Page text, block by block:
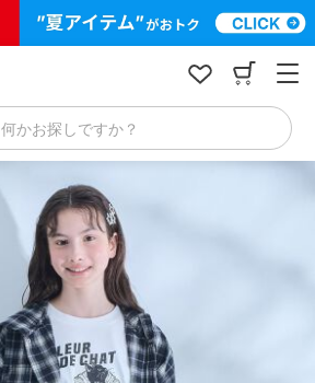
何かお探しですか？